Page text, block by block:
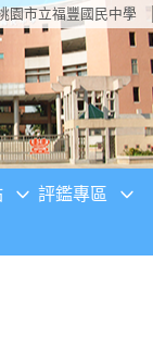
園市立福豐國民中學
評鑑專區